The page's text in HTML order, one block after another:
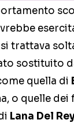
trattava
sostituito
quella di
o quelle dei
Lana Del